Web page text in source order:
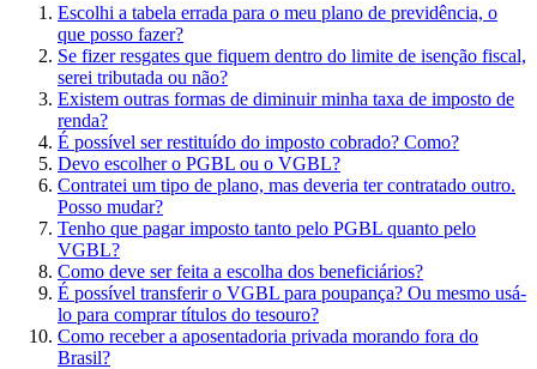
Escolhi a tabela errada para o meu plano de previdência, o
que posso fazer?
Se fizer resgates que fiquem dentro do limite de isenção fiscal,
serei tributada ou não?
Existem outras formas de diminuir minha taxa de imposto de
renda?
É possível ser restituído do imposto cobrado? Como?
Devo escolher o PGBL ou o VGBL?
Contratei um tipo de plano, mas deveria ter contratado outro.
Posso mudar?
Tenho que pagar imposto tanto pelo PGBL quanto pelo
VGBL?
Como deve ser feita a escolha dos beneficiários?
É possível transferir o VGBL para poupança? Ou mesmo usá-
lo para comprar títulos do tesouro?
Como receber a aposentadoria privada morando fora do
Brasil?